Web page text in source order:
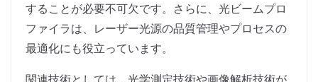
することが必要不可欠です。さらに、光ビームプロ
ファイラは、レーザー光源の品質管理やプロセスの
最適化にも役立っています。